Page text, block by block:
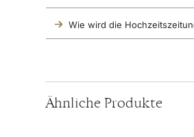
Wie wird die
Ähnliche Produkte